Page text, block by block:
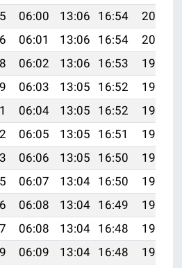
06:00 13:06 16:54
20:02
06:01 13:06 16:54
20:01
06:02 13:06 16:53
19:59
06:03 13:05 16:52
19:58
06:04 13:05 16:52
19:57
06:05 13:05 16:51
19:55
06:06 13:05 16:50
19:54
06:07 13:04 16:50
19:52
06:08 13:04 16:49
19:51
06:08 13:04 16:48
19:49
06:09 13:04 16:48
19:48